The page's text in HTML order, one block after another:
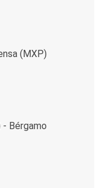
(MXP)
Bérgamo